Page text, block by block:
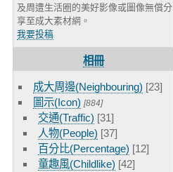
及周遭生活圈的美好影像或圖像無償分
享至成大素材網。
我要投稿
相冊
成大周邊(Neighbouring) [23]
圖示(Icon) [884]
交通(Traffic) [31]
人物(People) [37]
百分比(Percentage) [12]
童趣風(Childlike) [42]